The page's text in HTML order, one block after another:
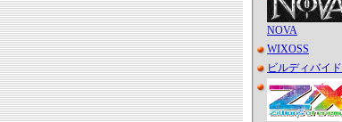
NOVA
WIXOSS
ビルディバイド